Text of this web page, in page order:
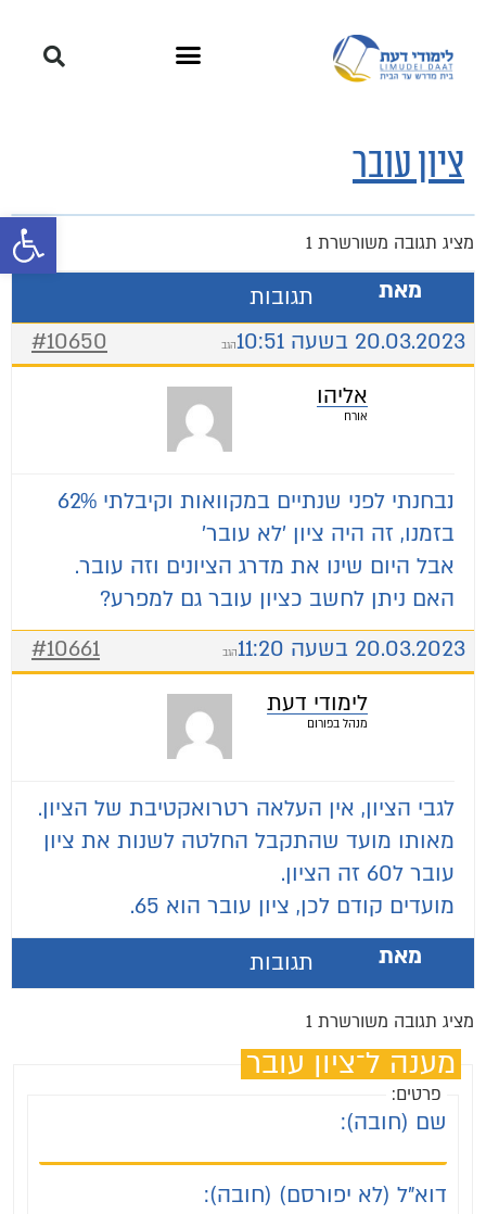
פתח
ציון עובר
מציג תגובה משורשרת 1
מאת
תגובות
20.03.2023 בשעה 10:51
#10650 הגב
אליהו
אורח
נבחנתי לפני שנתיים במקוואות וקיבלתי 62%
בזמנו, זה היה ציון 'לא עובר'
אבל היום שינו את מדרג הציונים וזה עובר.
האם ניתן לחשב כציון עובר גם למפרע?
20.03.2023 בשעה 11:20
#10661 הגב
לימודי דעת
מנהל בפורום
לגבי הציון, אין העלאה רטרואקטיבת של הציון.
מאותו מועד שהתקבל החלטה לשנות את ציון
עובר ל60 זה הציון.
מועדים קודם לכן, ציון עובר הוא 65.
מאת
תגובות
מציג תגובה משורשרת 1
מענה ל־ציון עובר
פרטים:
שם (חובה):
דוא"ל (לא יפורסם) (חובה):